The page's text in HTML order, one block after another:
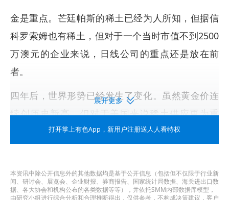
金是重点。芒廷帕斯的稀土已经为人所知，但据信
科罗索姆也有稀土，但对于一个当时市值不到2500
万澳元的企业来说，日线公司的重点还是放在前
者。
四年后，世界形势已经发生了变化。虽然黄金价连
续创历史新高，但对于美国来说稀土供应更为重
元，今年早些时候两次配售融集了140万澳元。
日线公司的科罗索姆项目获得了美国政府支持，特
展开更多
打开掌上有色App ，新用户注册送人人看特权
本资讯中除公开信息外的其他数据均是基于公开信息（包括但不仅限于行业新
闻、研讨会、展览会、企业财报、券商报告、国家统计局数据、海关进出口数
据、各大协会和机构公布的各类数据等等），并依托SMM内部数据库模型，
由研究小组进行综合分析和合理推断得出，仅供参考，不构成决策建议，客户